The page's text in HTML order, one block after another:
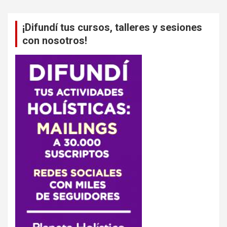
¡Difundí tus cursos, talleres y sesiones
con nosotros!